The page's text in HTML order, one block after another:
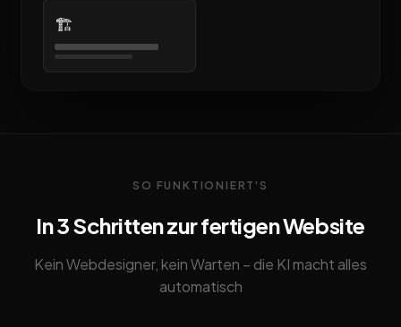
🏗️
SO FUNKTIONIERT'S
In 3 Schritten zur fertigen Website
Kein Webdesigner, kein Warten – die KI macht alles
automatisch